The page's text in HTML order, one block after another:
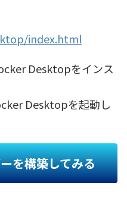
index.html
Desktopをインス
Desktopを起動し
を構築してみる